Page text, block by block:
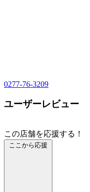
0277-76-3209
ユーザーレビュー
この店舗を応援する！
ここから応援